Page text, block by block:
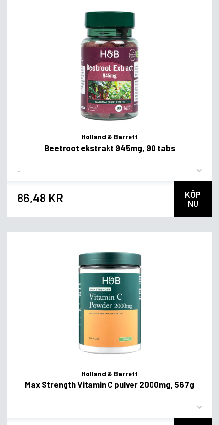
Holland & Barrett
Beetroot ekstrakt 945mg, 90 tabs
86,48 KR
KÖP
NU
Holland & Barrett
Max Strength Vitamin C pulver 2000mg, 567g